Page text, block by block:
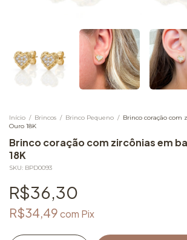
Início / Brincos / Brinco Pequeno / Brinco coração com
Ouro 18K
Brinco coração com zircônias em
18K
SKU: BPD0093
R$36,30
R$34,49com Pix